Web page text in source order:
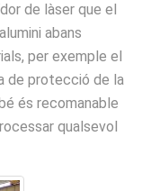
de làser que el
abans
per exemple el
de protecció de la
és recomanable
qualsevol